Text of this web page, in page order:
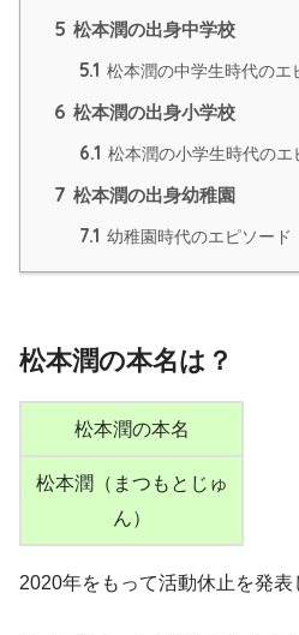
5 松本潤の出身中学校
5.1 松本潤の中学生時代のエ
6 松本潤の出身小学校
6.1 松本潤の小学生時代のエ
7 松本潤の出身幼稚園
7.1 幼稚園時代のエピソード
松本潤の本名は？
松本潤の本名
松本潤（まつもとじゅ
ん）
2020年をもって活動休止を発表